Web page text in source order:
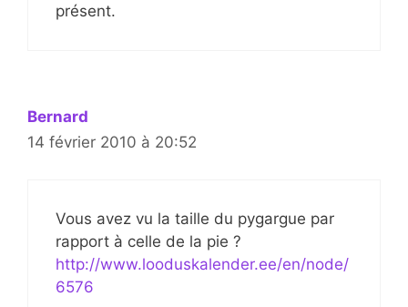
présent.
Bernard
14 février 2010 à 20:52
Vous avez vu la taille du pygargue par
rapport à celle de la pie ?
http://www.looduskalender.ee/en/node/
6576